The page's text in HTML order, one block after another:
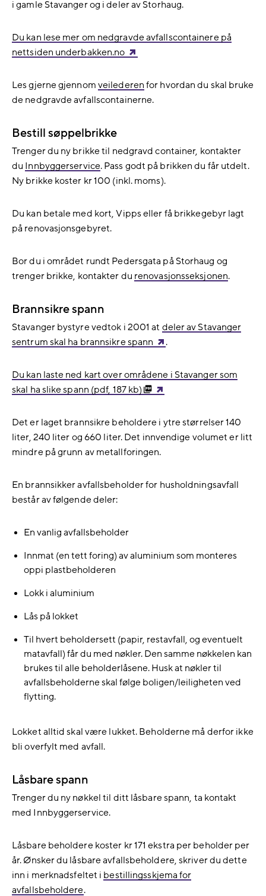
i gamle Stavanger og i deler av Storhaug.
Du kan lese mer om nedgravde avfallscontainere på
nettsiden underbakken.no
Les gjerne gjennom veilederen for hvordan du skal bruke
de nedgravde avfallscontainerne.
Bestill søppelbrikke
Trenger du ny brikke til nedgravd container, kontakter
du Innbyggerservice. Pass godt på brikken du får utdelt.
Ny brikke koster kr 100 (inkl. moms).
Du kan betale med kort, Vipps eller få brikkegebyr lagt
på renovasjonsgebyret.
Bor du i området rundt Pedersgata på Storhaug og
trenger brikke, kontakter du renovasjonsseksjonen.
Brannsikre spann
Stavanger bystyre vedtok i 2001 at deler av Stavanger
sentrum skal ha brannsikre spann
.
Du kan laste ned kart over områdene i Stavanger som
skal ha slike spann (pdf, 187 kb)
Det er laget brannsikre beholdere i ytre størrelser 140
liter, 240 liter og 660 liter. Det innvendige volumet er litt
mindre på grunn av metallforingen.
En brannsikker avfallsbeholder for husholdningsavfall
består av følgende deler:
En vanlig avfallsbeholder
Innmat (en tett foring) av aluminium som monteres
oppi plastbeholderen
Lokk i aluminium
Lås på lokket
Til hvert beholdersett (papir, restavfall, og eventuelt
matavfall) får du med nøkler. Den samme nøkkelen kan
brukes til alle beholderlåsene. Husk at nøkler til
avfallsbeholderne skal følge boligen/leiligheten ved
flytting.
Lokket alltid skal være lukket. Beholderne må derfor ikke
bli overfylt med avfall.
Låsbare spann
Trenger du ny nøkkel til ditt låsbare spann, ta kontakt
med Innbyggerservice.
Låsbare beholdere koster kr 171 ekstra per beholder per
år. Ønsker du låsbare avfallsbeholdere, skriver du dette
inn i merknadsfeltet i bestillingsskjema for
avfallsbeholdere.